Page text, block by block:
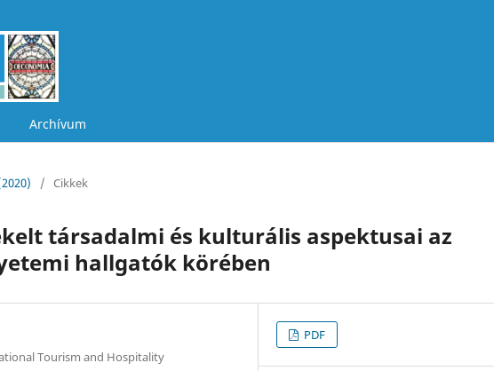
Archívum
/ Cikkek
társadalmi és kulturális aspektusai az
hallgatók körében
Tourism and Hospitality
PDF